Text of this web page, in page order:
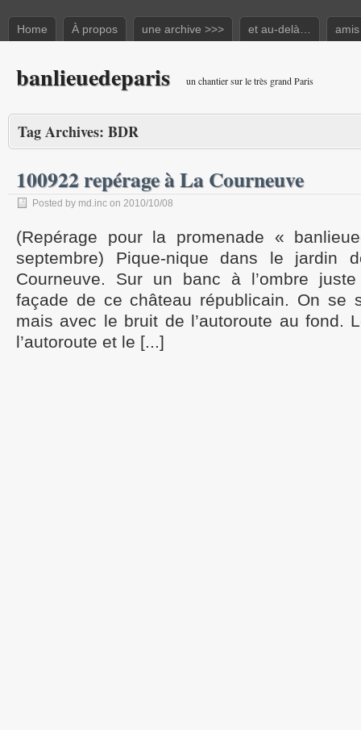
Home À propos une archive >>> et au-delà…
banlieuedeparis un chantier sur le très grand Paris
Tag Archives: BDR
100922 repérage à La Courneuve
Posted by md.inc on 2010/10/08
(Repérage pour la promenade «
septembre) Pique-nique dans le jardin
Courneuve. Sur un banc à l’ombre
façade de ce château républicain. On se
mais avec le bruit de l’autoroute au fond.
l’autoroute et le [...]